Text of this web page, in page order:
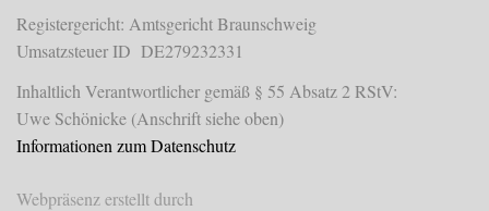
Registergericht: Amtsgericht Braunschweig
Umsatzsteuer ID DE279232331
Inhaltlich Verantwortlicher gemäß § 55 Absatz 2 RStV:
Uwe Schönicke (Anschrift siehe oben)
Informationen zum Datenschutz
Webpräsenz erstellt durch